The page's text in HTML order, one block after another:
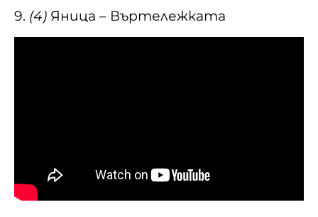
9. (4) Яница – Въртележката